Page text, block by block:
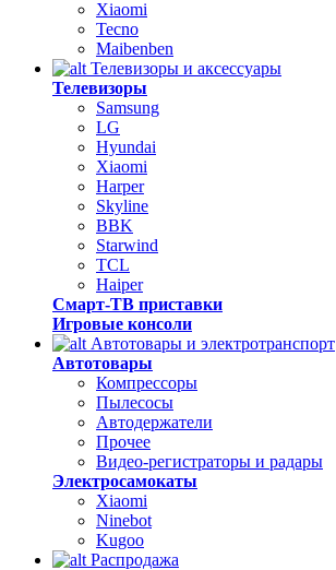
Xiaomi
Tecno
Maibenben
Телевизоры и аксессуары
Телевизоры
Samsung
LG
Hyundai
Xiaomi
Harper
Skyline
BBK
Starwind
TCL
Haiper
Смарт-ТВ приставки
Игровые консоли
Автотовары и электротранспорт
Автотовары
Компрессоры
Пылесосы
Автодержатели
Прочее
Видео-регистраторы и радары
Электросамокаты
Xiaomi
Ninebot
Kugoo
Распродажа